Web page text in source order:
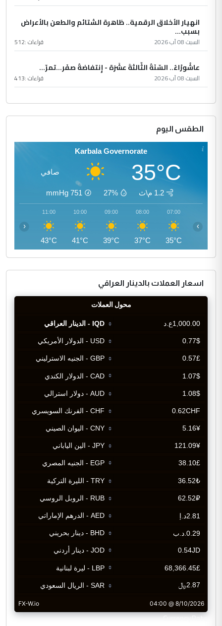
انهيار الأخلاق الرقمية.. ظاهرة الشتائم والطعن بالأعراض
بسبب...
السبت 08 آب 2026 قراءات :512
عاشُورْاءُ.. السّنَةُ الثّالثةَ عشَرَة - إِنتفاضةُ صفَر…تمرّ...
السبت 08 آب 2026 قراءات :413
الطقس اليوم
Karbala Governorate
35°C صافي
1.2 م\ث 27%
751
mmHg
07:00
35°C
08:00
37°C
09:00
39°C
10:00
41°C
11:00
43°C
‹ ›
اسعار العملات بالدينار العراقي
CurrencyRate